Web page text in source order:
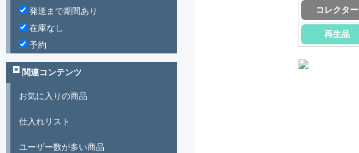
コレクター
再生品
発送まで期間あり
在庫なし
予約
関連コンテンツ
お気に入りの商品
仕入れリスト
ユーザー数が多い商品